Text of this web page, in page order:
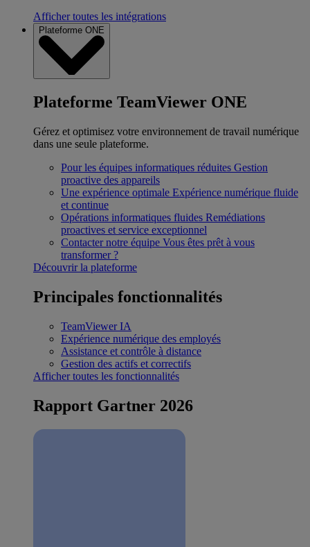
Afficher toutes les intégrations
Plateforme ONE
Plateforme TeamViewer ONE
Gérez et optimisez votre environnement de travail numérique
dans une seule plateforme.
Pour les équipes informatiques réduites Gestion
proactive des appareils
Une expérience optimale Expérience numérique fluide
et continue
Opérations informatiques fluides Remédiations
proactives et service exceptionnel
Contacter notre équipe Vous êtes prêt à vous
transformer ?
Découvrir la plateforme
Principales fonctionnalités
TeamViewer IA
Expérience numérique des employés
Assistance et contrôle à distance
Gestion des actifs et correctifs
Afficher toutes les fonctionnalités
Rapport Gartner 2026